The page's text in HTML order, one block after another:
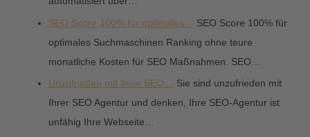
SEO Score 100% für optimales…
SEO Score 100% für
optimales Suchmaschinen Ranking ohne teure
monatliche Kosten für SEO Maßnahmen. SEO…
Unzufrieden mit Ihrer SEO… Sie sind unzufrieden mit
Ihrer SEO Agentur und denken, Ihre SEO-Agentur ist
unfähig Ihre Webseite…